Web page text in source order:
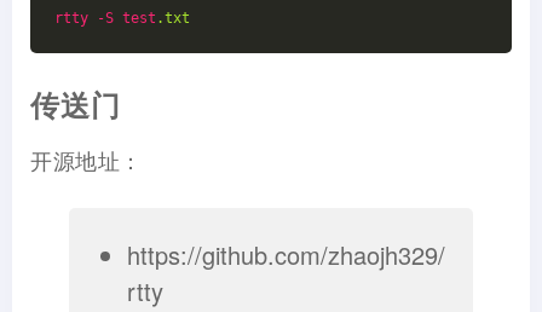
rtty -S test .txt
传送门
开源地址：
https://github.com/zhaojh329/
rtty